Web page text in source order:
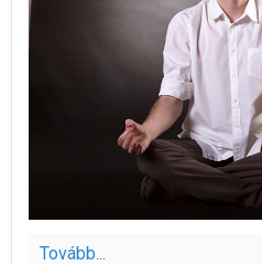
Tovább...